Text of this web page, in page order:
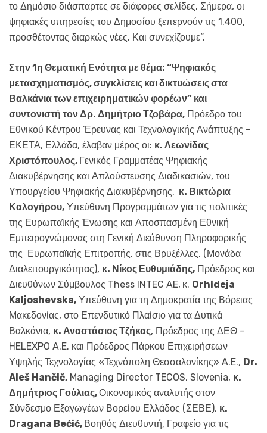
το Δημόσιο διάσπαρτες σε διάφορες σελίδες. Σήμερα, οι
ψηφιακές υπηρεσίες του Δημοσίου ξεπερνούν τις 1.400,
προσθέτοντας διαρκώς νέες. Και συνεχίζουμε”.
Στην 1η Θεματική Ενότητα με θέμα: “Ψηφιακός
μετασχηματισμός, συγκλίσεις και δικτυώσεις στα
Βαλκάνια των επιχειρηματικών φορέων” και
συντονιστή τον Δρ. Δημήτριο Τζοβάρα, Πρόεδρο του
Εθνικού Κέντρου Έρευνας και Τεχνολογικής Ανάπτυξης –
ΕΚΕΤΑ, Ελλάδα, έλαβαν μέρος οι: κ. Λεωνίδας
Χριστόπουλος, Γενικός Γραμματέας Ψηφιακής
Διακυβέρνησης και Απλούστευσης Διαδικασιών, του
Υπουργείου Ψηφιακής Διακυβέρνησης, κ. Βικτώρια
Καλογήρου, Υπεύθυνη Προγραμμάτων για τις πολιτικές
της Ευρωπαϊκής Ένωσης και Αποσπασμένη Εθνική
Εμπειρογνώμονας στη Γενική Διεύθυνση Πληροφορικής
της Ευρωπαϊκής Επιτροπής, στις Βρυξέλλες, (Μονάδα
Διαλειτουργικότητας), κ. Νίκος Ευθυμιάδης, Πρόεδρος και
Διευθύνων Σύμβουλος Thess INTEC AE, κ. Orhideja
Kaljoshevska, Υπεύθυνη για τη Δημοκρατία της Βόρειας
Μακεδονίας, στο Επενδυτικό Πλαίσιο για τα Δυτικά
Βαλκάνια, κ. Αναστάσιος Τζήκας, Πρόεδρος της ΔΕΘ –
HELEXPO A.E. και Πρόεδρος Πάρκου Επιχειρήσεων
Υψηλής Τεχνολογίας «Τεχνόπολη Θεσσαλονίκης» A.E., Dr.
Aleš Hančič, Managing Director TECOS, Slovenia, κ.
Δημήτριος Γούλιας,Οικονομικός αναλυτής στον
Σύνδεσμο Εξαγωγέων Βορείου Ελλάδος (ΣΕΒΕ), κ.
Dragana Bećić, Βοηθός Διευθυντή, Γραφείο για τις